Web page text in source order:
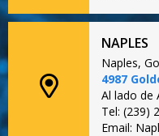
NAPLES
Naples,
4987
Al lado de
Tel: (239)
Email: